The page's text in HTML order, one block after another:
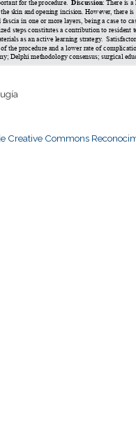
Creative Commons